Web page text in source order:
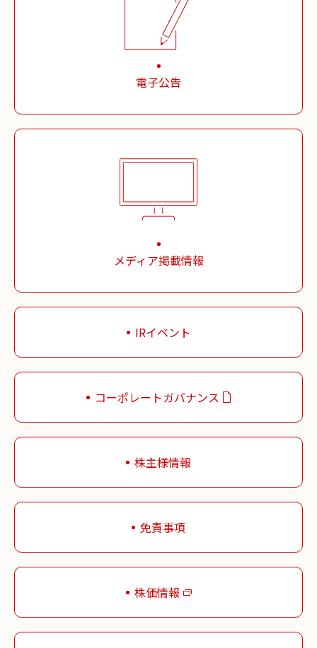
電子公告
メディア掲載情報
IRイベント
コーポレートガバナンス
株主様情報
免責事項
株価情報